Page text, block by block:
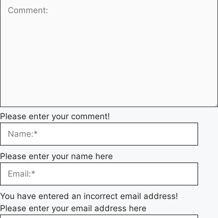
Please enter your comment!
Please enter your name here
You have entered an incorrect email address!
Please enter your email address here